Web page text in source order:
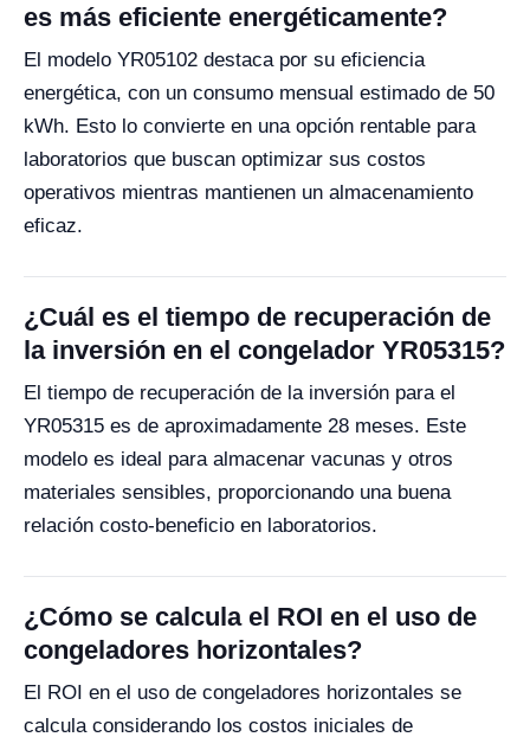
es más eficiente energéticamente?
El modelo YR05102 destaca por su eficiencia
energética, con un consumo mensual estimado de 50
kWh. Esto lo convierte en una opción rentable para
laboratorios que buscan optimizar sus costos
operativos mientras mantienen un almacenamiento
eficaz.
¿Cuál es el tiempo de recuperación de
la inversión en el congelador YR05315?
El tiempo de recuperación de la inversión para el
YR05315 es de aproximadamente 28 meses. Este
modelo es ideal para almacenar vacunas y otros
materiales sensibles, proporcionando una buena
relación costo-beneficio en laboratorios.
¿Cómo se calcula el ROI en el uso de
congeladores horizontales?
El ROI en el uso de congeladores horizontales se
calcula considerando los costos iniciales de